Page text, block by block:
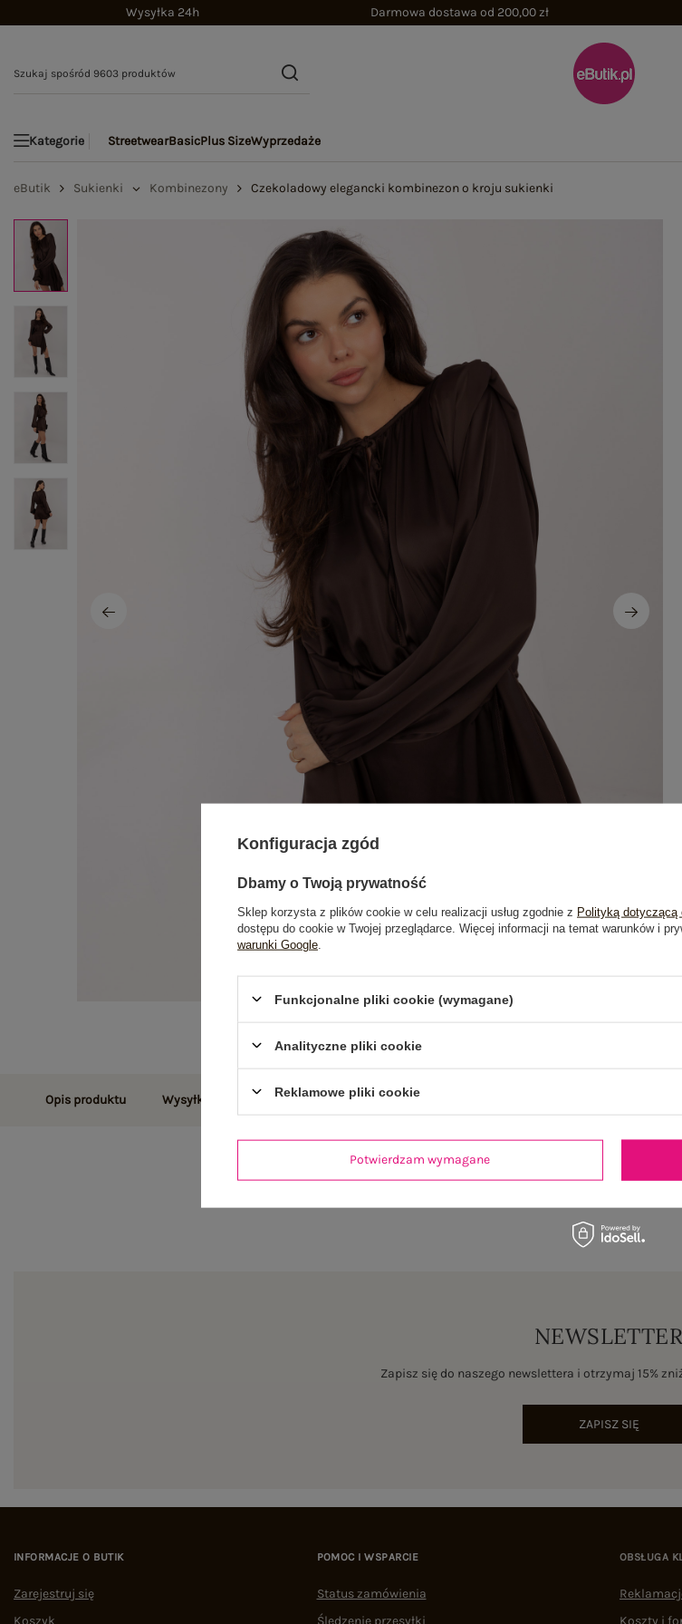
Wysyłka 24h Darmowa dostawa od 200,00 zł
Kategorie StreetwearBasicPlus SizeWyprzedaże
eButik Sukienki Kombinezony Czekoladowy elegancki kombinezon o kroju sukienki
Opis produktu Wysyłka i dostawa Zwroty i reklamacje
NEWSLETTER
Zapisz się do naszego newslettera i otrzymaj 15%
ZAPISZ SIĘ
INFORMACJE O BUTIK
Zarejestruj się
Koszyk
POMOC I WSPARCIE
Status zamówienia
Śledzenie przesyłki
OBSŁUGA
Koszty i
Konfiguracja zgód
Dbamy o Twoją prywatność
Sklep korzysta z plików cookie w celu realizacji usług zgodnie z Polityką dotyczącą
dostępu do cookie w Twojej przeglądarce. Więcej informacji na temat warunków i
warunki Google
Funkcjonalne pliki cookie (wymagane)
Analityczne pliki cookie
Reklamowe pliki cookie
Potwierdzam wymagane